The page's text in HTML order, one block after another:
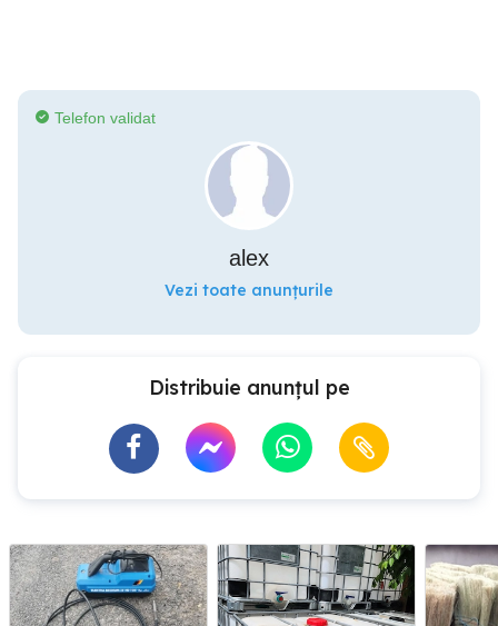
Telefon validat
alex
Vezi toate anunțurile
Distribuie anunțul pe